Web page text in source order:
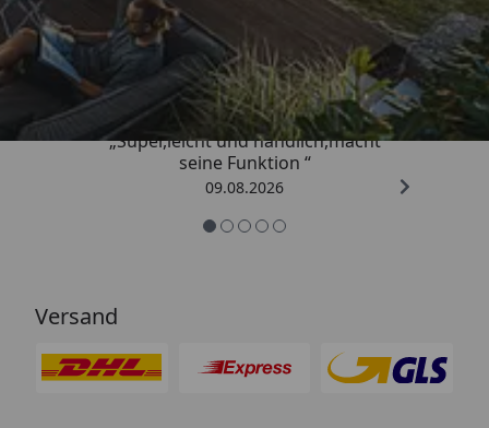
Trusted Shops
4,81/ 5
„Super,leicht und handlich,macht
seine Funktion “
09.08.2026
Versand